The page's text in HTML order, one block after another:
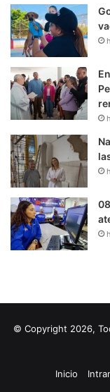
© Copyright 2026,
Inicio